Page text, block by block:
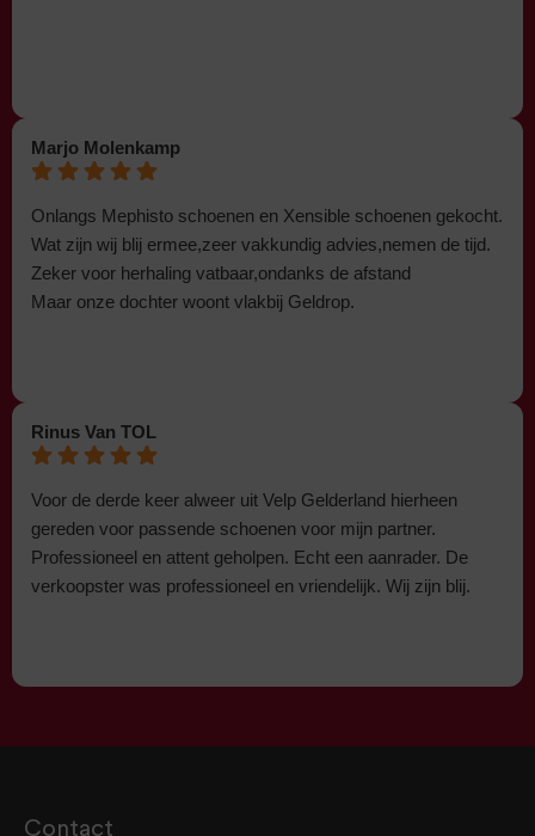
Marjo Molenkamp
Onlangs Mephisto schoenen en Xensible schoenen gekocht.
Wat zijn wij blij ermee,zeer vakkundig advies,nemen de tijd.
Zeker voor herhaling vatbaar,ondanks de afstand
Maar onze dochter woont vlakbij Geldrop.
Rinus Van TOL
Voor de derde keer alweer uit Velp Gelderland hierheen
gereden voor passende schoenen voor mijn partner.
Professioneel en attent geholpen. Echt een aanrader. De
verkoopster was professioneel en vriendelijk. Wij zijn blij.
Contact